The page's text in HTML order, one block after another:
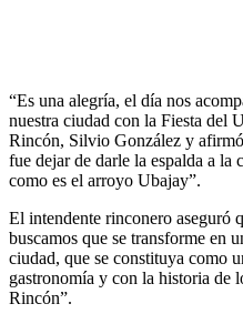
“Es una alegría, el día nos
nuestra ciudad con la Fiesta del
Rincón, Silvio González y
fue dejar de darle la espalda a la
como es el arroyo Ubajay”.
El intendente rinconero aseguró
buscamos que se transforme en
ciudad, que se constituya como
gastronomía y con la historia de
Rincón”.